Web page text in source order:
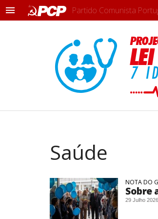
M
Partido Comunista
7
Saúde
NOTA DO
Sobre
29 Julho 2026